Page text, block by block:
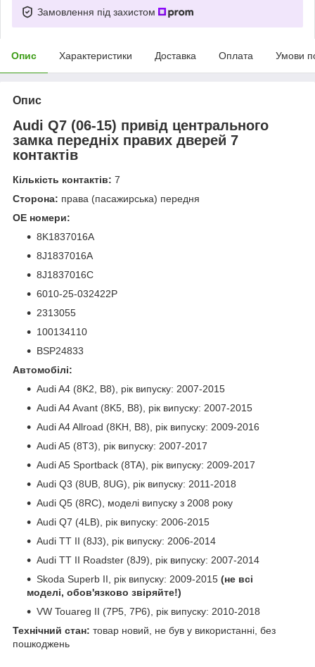
Замовлення під захистом
Опис Характеристики Доставка Оплата Умови
Опис
Audi Q7 (06-15) привід центрального
замка передніх правих дверей 7
контактів
Кількість контактів: 7
Сторона: права (пасажирська) передня
OE номери:
8K1837016A
8J1837016A
8J1837016C
6010-25-032422P
2313055
100134110
BSP24833
Автомобілі:
Audi A4 (8K2, B8), рік випуску: 2007-2015
Audi A4 Avant (8K5, B8), рік випуску: 2007-2015
Audi A4 Allroad (8KH, B8), рік випуску: 2009-2016
Audi A5 (8T3), рік випуску: 2007-2017
Audi A5 Sportback (8TA), рік випуску: 2009-2017
Audi Q3 (8UB, 8UG), рік випуску: 2011-2018
Audi Q5 (8RC), моделі випуску з 2008 року
Audi Q7 (4LB), рік випуску: 2006-2015
Audi TT II (8J3), рік випуску: 2006-2014
Audi TT II Roadster (8J9), рік випуску: 2007-2014
Skoda Superb II, рік випуску: 2009-2015 (не всі
моделі, обов'язково звіряйте!)
VW Touareg II (7P5, 7P6), рік випуску: 2010-2018
Технічний стан: товар новий, не був у використанні, без
пошкоджень